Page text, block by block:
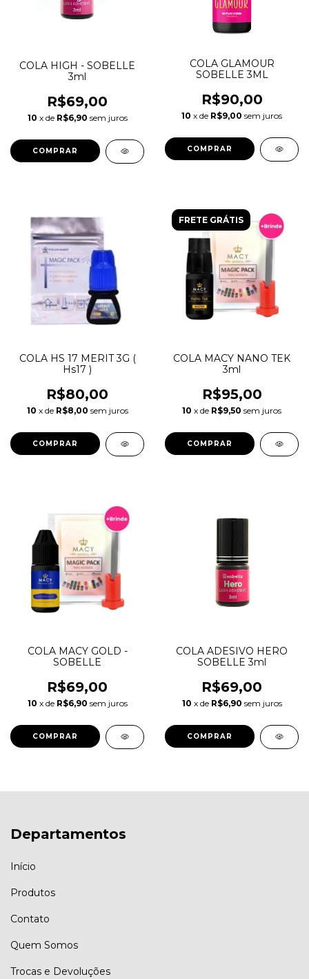
COLA HIGH - SOBELLE
3ml
R$69,00
10 x de R$6,90 sem juros
COLA GLAMOUR
SOBELLE 3ML
R$90,00
10 x de R$9,00 sem juros
COLA HS 17 MERIT 3G (
Hs17 )
R$80,00
10 x de R$8,00 sem juros
FRETE GRÁTIS
COLA MACY NANO TEK
3ml
R$95,00
10 x de R$9,50 sem juros
COLA MACY GOLD -
SOBELLE
R$69,00
10 x de R$6,90 sem juros
COLA ADESIVO HERO
SOBELLE 3ml
R$69,00
10 x de R$6,90 sem juros
Departamentos
Início
Produtos
Contato
Quem Somos
Trocas e Devoluções